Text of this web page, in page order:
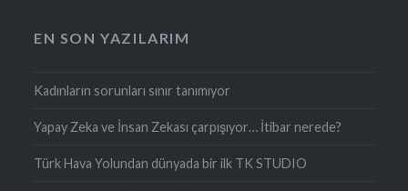
EN SON YAZILARIM
Kadınların sorunları sınır tanımıyor
Yapay Zeka ve İnsan Zekası çarpışıyor… İtibar nerede?
Türk Hava Yolundan dünyada bir ilk TK STUDIO